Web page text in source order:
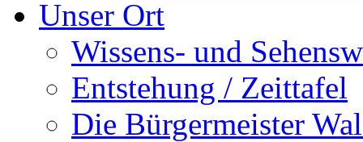
Unser Ort
Wissens- und
Entstehung / Zeittafel
Die Bürgermeister